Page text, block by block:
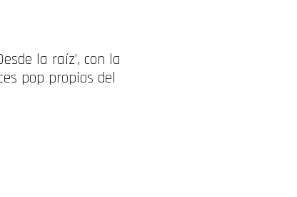
la raíz’, con la
pop propios del